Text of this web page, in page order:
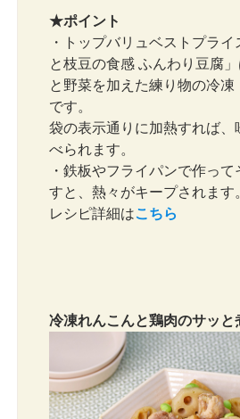
★ポイント
・トップバリュベストプラ
と枝豆の食感 ふんわり豆腐
と野菜を加えた練り物の冷凍
です。
袋の表示通りに加熱すれば、
べられます。
・鉄板やフライパンで作っ
すと、熱々がキープされます
レシピ詳細はこちら
冷凍れんこんと鶏肉のサッと